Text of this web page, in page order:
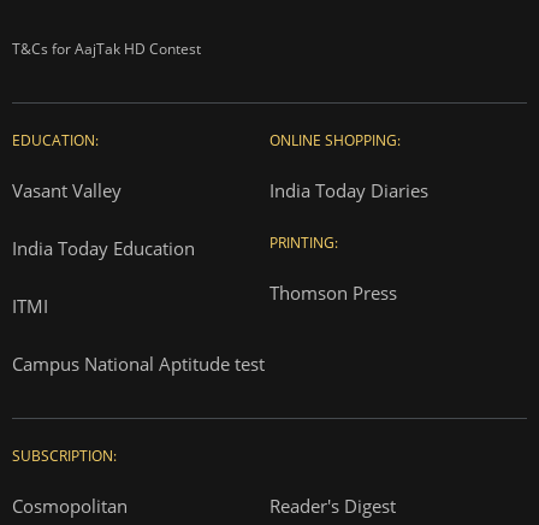
T&Cs for AajTak HD Contest
EDUCATION:
Vasant Valley
India Today Education
ITMI
Campus National Aptitude test
ONLINE SHOPPING:
India Today Diaries
PRINTING:
Thomson Press
SUBSCRIPTION:
Cosmopolitan Reader's Digest